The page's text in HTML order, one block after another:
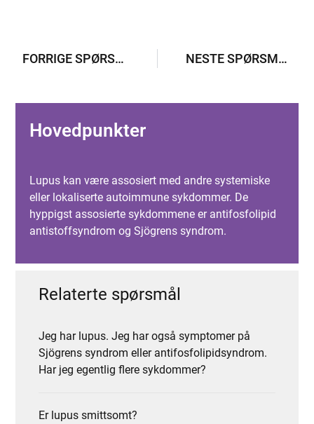
FORRIGE SPØRSMÅL NESTE SPØRSMÅL
Hovedpunkter
Lupus kan være assosiert med andre systemiske
eller lokaliserte autoimmune sykdommer. De
hyppigst assosierte sykdommene er antifosfolipid
antistoffsyndrom og Sjögrens syndrom.
Relaterte spørsmål
Jeg har lupus. Jeg har også symptomer på
Sjögrens syndrom eller antifosfolipidsyndrom.
Har jeg egentlig flere sykdommer?
Er lupus smittsomt?